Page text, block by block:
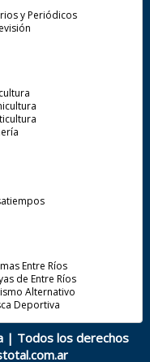
y Periódicos
Entre Ríos
de Entre Ríos
Alternativo
Deportiva
| Todos los derechos